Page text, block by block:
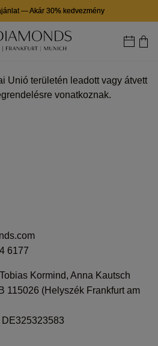
—Akár 30% kedvezmény
Unió területén leadott vagy átvett
vonatkoznak.
6177
Tobias Kormind, Anna Kautsch
115026 (Helyszék Frankfurt am
DE325323583